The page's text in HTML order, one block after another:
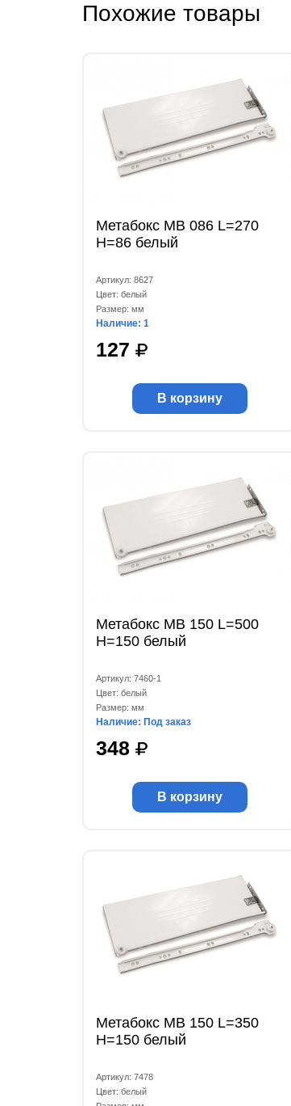
Похожие товары
Метабокс МВ 086 L=270
Н=86 белый
Артикул: 8627
Цвет: белый
Размер: мм
Наличие: 1
127
В корзину
Метабокс МВ 150 L=500
Н=150 белый
Артикул: 7460-1
Цвет: белый
Размер: мм
Наличие: Под заказ
348
В корзину
Метабокс МВ 150 L=350
Н=150 белый
Артикул: 7478
Цвет: белый